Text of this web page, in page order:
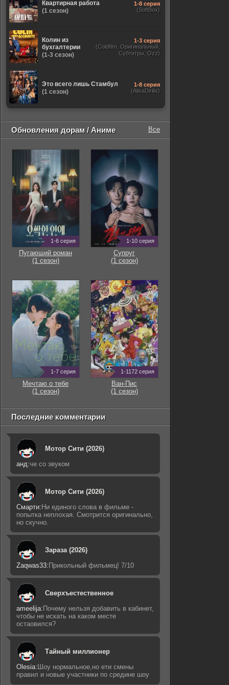
Квартирная работа
(1 сезон)
1-8 серия
(SoftBox)
Колин из
бухгалтерии
(1-3 сезон)
1-3 серия
(Coldfilm, Оригинальный,
Субтитры, Ozz)
Это всего лишь Стамбул
(1 сезон)
1-8 серия
(AlisaDirilis)
Обновления дорам / Аниме Все
1-6 серия
Пугающий роман
(1 сезон)
1-10 серия
Супруг
(1 сезон)
1-7 серия
Мечтаю о тебе
(1 сезон)
1-1172 серия
Ван-Пис
(1 сезон)
Последние комментарии
Мотор Сити (2026)
анд:че со звуком
Мотор Сити (2026)
Смарти: Ни единого слова в фильме -
попытка неплохая. Смотрится оригинально,
но скучно.
Зараза (2026)
Zaqwas33: Прикольный фильмец! 7/10
Сверхъестественное
ameelija: Почему нельзя добавить в кабинет,
чтобы не искать на каком месте
остаовился?
Тайный миллионер
Olesia: Шоу нормальное,но ети смены
правил и новые участники по средине шоу